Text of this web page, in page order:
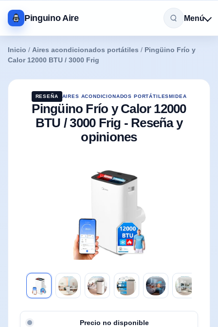
Pinguino Aire Menú
Inicio / Aires acondicionados portátiles / Pingüino Frío y
Calor 12000 BTU / 3000 Frig
RESEÑA AIRES ACONDICIONADOS PORTÁTILESMIDEA
Pingüino Frío y Calor 12000
BTU / 3000 Frig - Reseña y
opiniones
Precio no disponible